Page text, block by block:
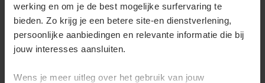
werking en om je de best mogelijke surfervaring te
bieden. Zo krijg je een betere site-en dienstverlening,
persoonlijke aanbiedingen en relevante informatie die bij
jouw interesses aansluiten.
Wens je meer uitleg over het gebruik van jouw
Wat is de aanmoedigingssteun voor
opleiding?